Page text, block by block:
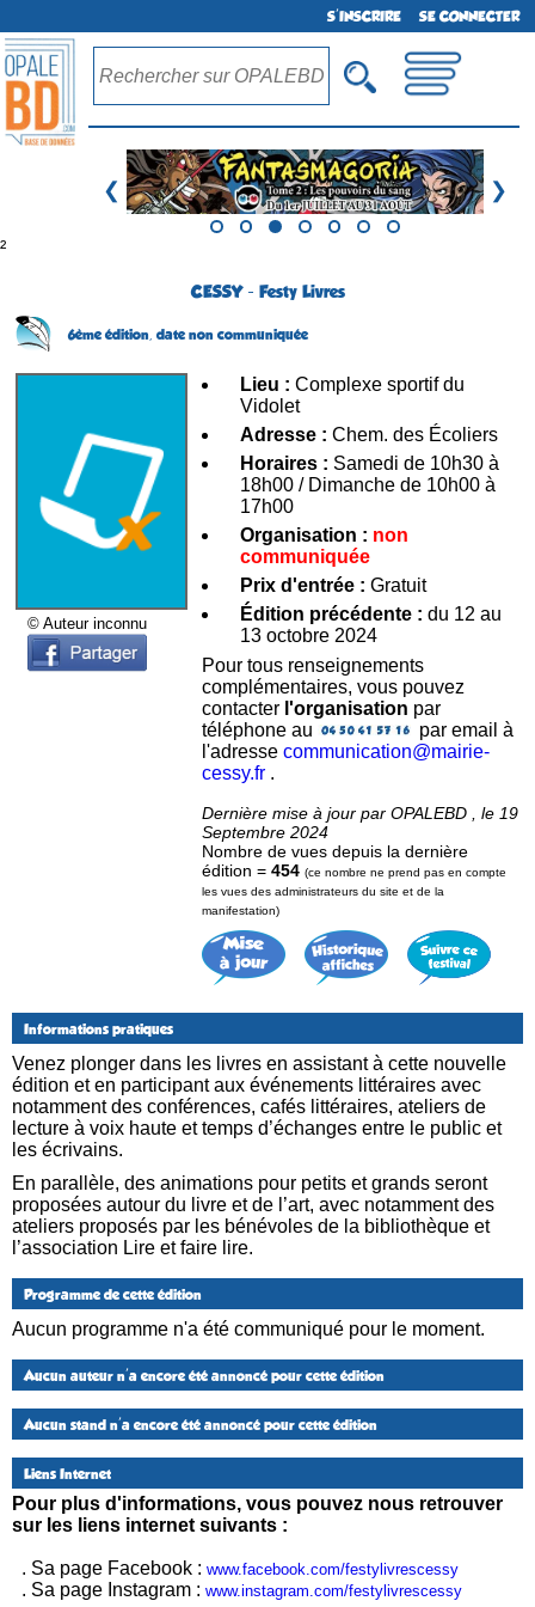
S'INSCRIRE SE CONNECTER
❮ ❯
²
CESSY - Festy Livres
6ème édition, date non communiquée
© Auteur inconnu
Lieu : Complexe sportif du
Vidolet
Adresse : Chem. des Écoliers
Horaires : Samedi de 10h30 à
18h00 / Dimanche de 10h00 à
17h00
Organisation : non
communiquée
Prix d'entrée : Gratuit
Édition précédente : du 12 au
13 octobre 2024
Pour tous renseignements
complémentaires, vous pouvez
contacter l'organisation par
téléphone au
par email à
l'adresse communication@mairie-
cessy.fr .
Dernière mise à jour par OPALEBD , le 19
Septembre 2024
Nombre de vues depuis la dernière
édition = 454 (ce nombre ne prend pas en compte
les vues des administrateurs du site et de la
manifestation)
Informations pratiques
Venez plonger dans les livres en assistant à cette nouvelle
édition et en participant aux événements littéraires avec
notamment des conférences, cafés littéraires, ateliers de
lecture à voix haute et temps d’échanges entre le public et
les écrivains.
En parallèle, des animations pour petits et grands seront
proposées autour du livre et de l’art, avec notamment des
ateliers proposés par les bénévoles de la bibliothèque et
l’association Lire et faire lire.
Programme de cette édition
Aucun programme n'a été communiqué pour le moment.
Aucun auteur n'a encore été annoncé pour cette édition
Aucun stand n'a encore été annoncé pour cette édition
Liens Internet
Pour plus d'informations, vous pouvez nous retrouver
sur les liens internet suivants :
. Sa page Facebook : www.facebook.com/festylivrescessy
. Sa page Instagram : www.instagram.com/festylivrescessy